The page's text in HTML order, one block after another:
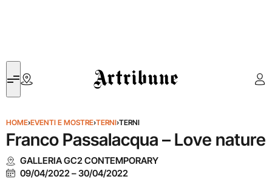
Artribune
HOME›EVENTI E MOSTRE›TERNI›TERNI
Franco Passalacqua – Love nature
GALLERIA GC2 CONTEMPORARY
09/04/2022–30/04/2022